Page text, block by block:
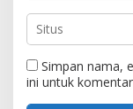
Simpan nama,
ini untuk